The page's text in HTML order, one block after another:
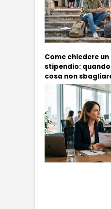
Come chiedere
stipendio:
cosa non